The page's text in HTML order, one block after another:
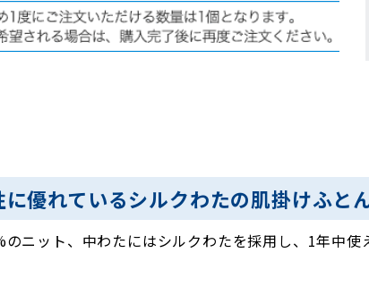
優れているシルクわたの肌掛けふと
ニット、中わたにはシルクわたを採用し、1年中